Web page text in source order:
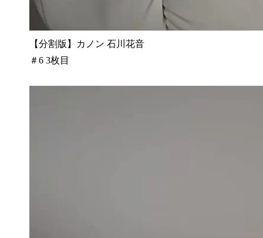
【分割版】カノン 石川花音
＃6 3枚目